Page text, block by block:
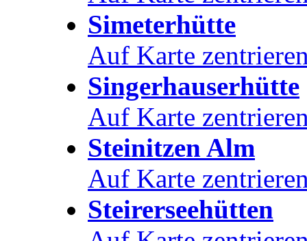
Simeterhütte
Auf Karte
Singerhauserhütte
Auf Karte
Steinitzen Alm
Auf Karte
Steirerseehütten